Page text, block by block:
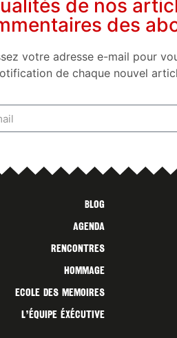
de nos
des
votre adresse e-mail pour
de chaque nouvel
Blog
Agenda
Rencontres
Hommage
Ecole des Memoires
L’ÉQUIPE ÉXÉCUTIVE